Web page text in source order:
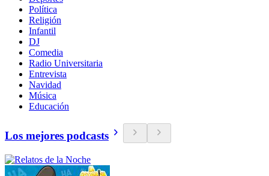
Política
Religión
Infantil
DJ
Comedia
Radio Universitaria
Entrevista
Navidad
Música
Educación
Los mejores podcasts